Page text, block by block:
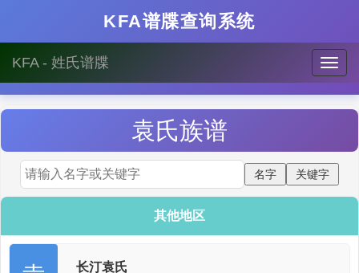
KFA谱牒查询系统
KFA - 姓氏谱牒
袁氏族谱
其他地区
长汀袁氏